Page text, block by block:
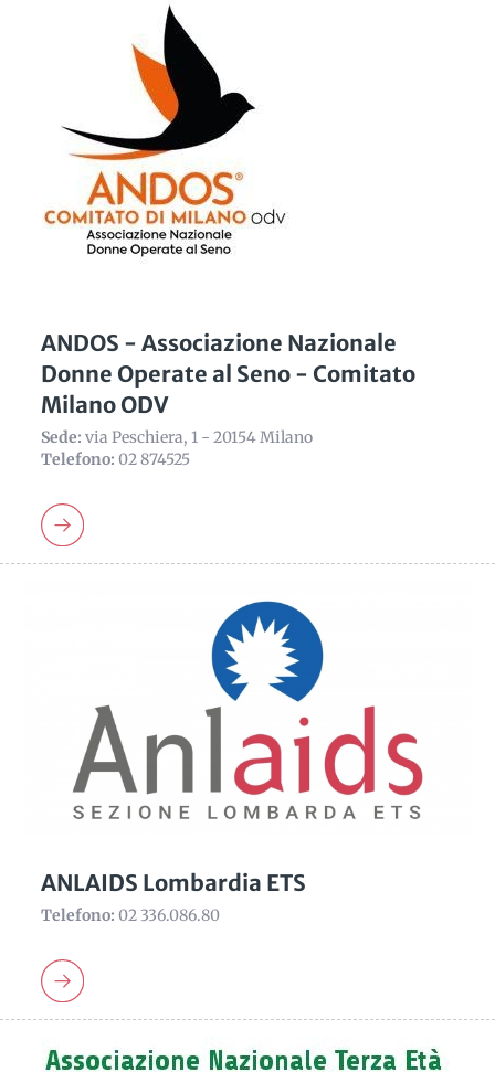
ANDOS - Associazione Nazionale
Donne Operate al Seno - Comitato
Milano ODV
Sede: via Peschiera, 1 - 20154 Milano
Telefono: 02 874525
ANLAIDS Lombardia ETS
Telefono: 02 336.086.80